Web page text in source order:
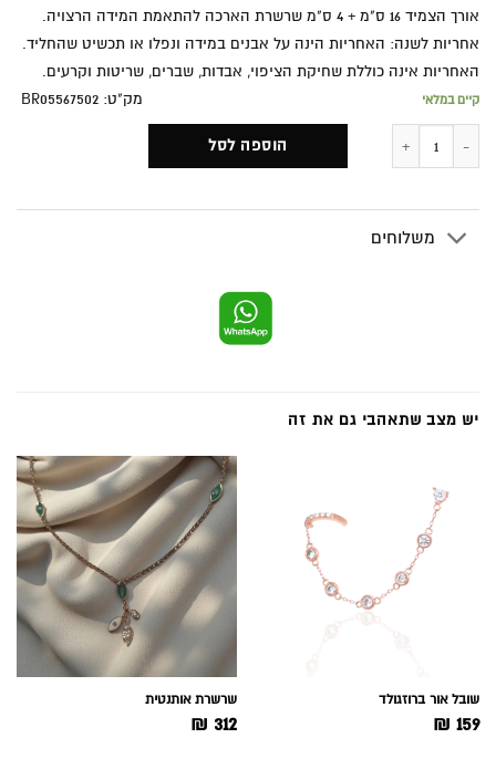
אורך הצמיד 16 ס"מ + 4 ס"מ שרשרת הארכה להתאמת המידה הרצויה.
אחריות לשנה: האחריות הינה על אבנים במידה ונפלו או תכשיט שהחליד.
האחריות אינה כוללת שחיקת הציפוי, אבדות, שברים, שריטות וקרעים.
קיים במלאי מק"ט: BR05567502
הוספה לסל
משלוחים
יש מצב שתאהבי גם את זה
שובל אור ברוזגולד
159
₪
שרשרת אותנטית
312
₪